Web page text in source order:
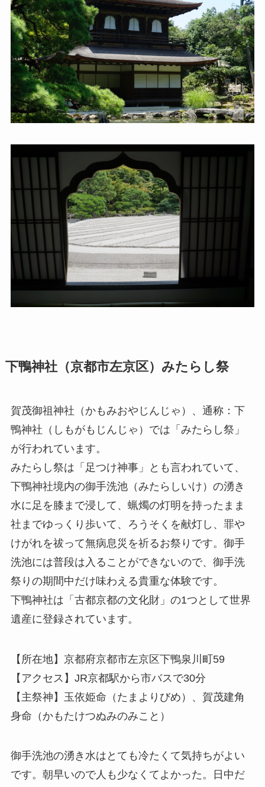
下鴨神社（京都市左京区）みたらし祭
賀茂御祖神社（かもみおやじんじゃ）、通称：下
鴨神社（しもがもじんじゃ）では「みたらし祭」
が行われています。
みたらし祭は「足つけ神事」とも言われていて、
下鴨神社境内の御手洗池（みたらしいけ）の湧き
水に足を膝まで浸して、蝋燭の灯明を持ったまま
社までゆっくり歩いて、ろうそくを献灯し、罪や
けがれを祓って無病息災を祈るお祭りです。御手
洗池には普段は入ることができないので、御手洗
祭りの期間中だけ味わえる貴重な体験です。
下鴨神社は「古都京都の文化財」の1つとして世界
遺産に登録されています。
【所在地】京都府京都市左京区下鴨泉川町59
【アクセス】JR京都駅から市バスで30分
【主祭神】玉依姫命（たまよりびめ）、賀茂建角
身命（かもたけつぬみのみこと）
御手洗池の湧き水はとても冷たくて気持ちがよい
です。朝早いので人も少なくてよかった。日中だ